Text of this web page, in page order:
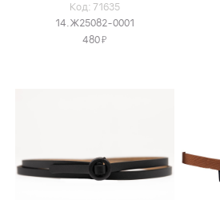
Код: 71635
14.Ж25082-0001
480Я